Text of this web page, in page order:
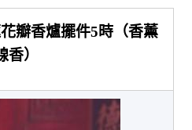
瓣香爐擺件5時（香薰
）